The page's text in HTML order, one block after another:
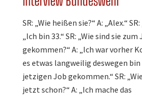
SR: „Wie heißen sie?“ A: „Alex.“
„Ich bin 33.“ SR: „Wie sind sie
gekommen?“ A: „Ich war vorher
es etwas langweilig deswegen
jetzigen Job gekommen.“ SR:
jetzt schon?“ A: „Ich mache das